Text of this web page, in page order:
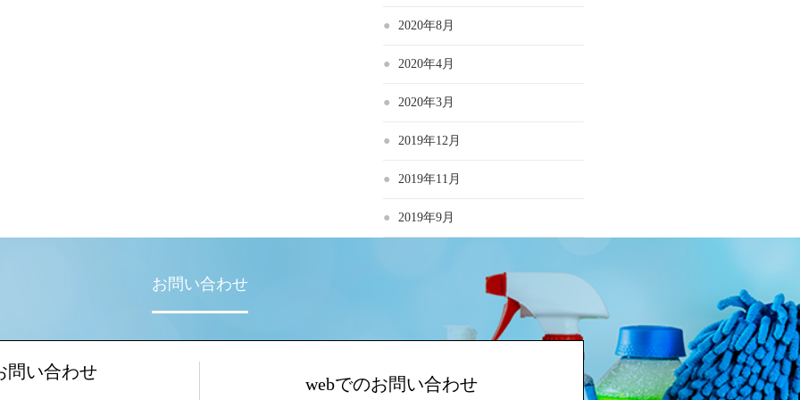
2020年8月
2020年4月
2020年3月
2019年12月
2019年11月
2019年9月
お問い合わせ
問い合わせ
webでのお問い合わせ